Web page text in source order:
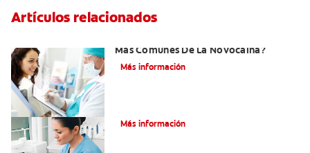
Artículos relacionados
Más Comunes De La Novocaína?
Más información
Más información